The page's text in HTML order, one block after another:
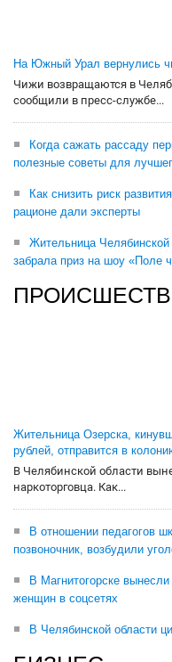
На Южный Урал вернулись
Чижи возвращаются в
сообщили в пресс-службе...
Когда сажать рассаду
полезные советы для
Как снизить риск
рационе дали эксперты
Жительница Челябинской
забрала приз на шоу «Поле
Жительница Озерска,
рублей, отправится в
В Челябинской области
наркоторговца. Как...
В отношении педагогов
позвоночник, возбудили
В Магнитогорске
женщин в соцсетях
В Челябинской области